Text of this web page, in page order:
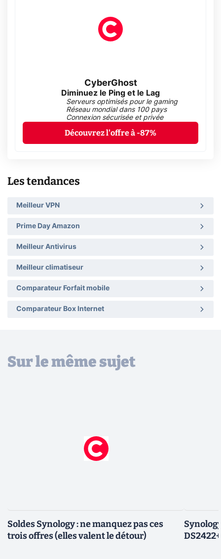
CyberGhost
Diminuez le Ping et le Lag
Serveurs optimisés pour le gaming
Réseau mondial dans 100 pays
Connexion sécurisée et privée
Découvrez l'offre à -87%
Les tendances
Meilleur VPN
Prime Day Amazon
Meilleur Antivirus
Meilleur climatiseur
Comparateur Forfait mobile
Comparateur Box Internet
Sur le même sujet
Soldes Synology : ne manquez pas ces
trois offres (elles valent le détour)